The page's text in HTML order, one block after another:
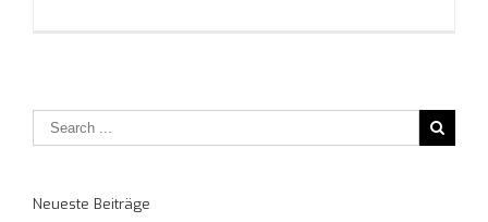
Neueste Beiträge